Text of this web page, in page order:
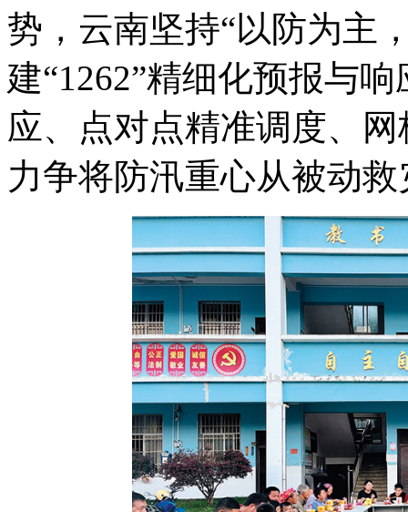
势，云南坚持“以防为主
建“1262”精细化预报与
应、点对点精准调度、
力争将防汛重心从被动